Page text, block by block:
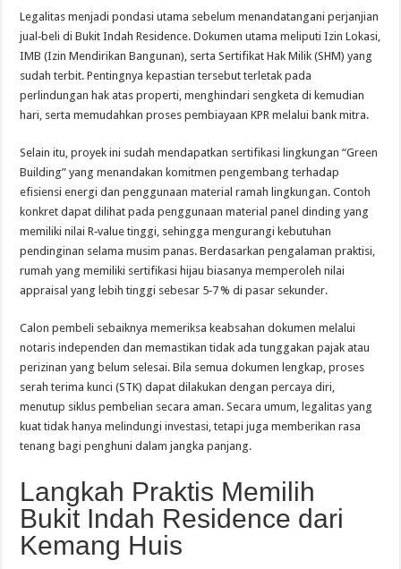
Legalitas menjadi pondasi utama sebelum menandatangani perjanjian
jual‑beli di Bukit Indah Residence. Dokumen utama meliputi Izin Lokasi,
IMB (Izin Mendirikan Bangunan), serta Sertifikat Hak Milik (SHM) yang
sudah terbit. Pentingnya kepastian tersebut terletak pada
perlindungan hak atas properti, menghindari sengketa di kemudian
hari, serta memudahkan proses pembiayaan KPR melalui bank mitra.
Selain itu, proyek ini sudah mendapatkan sertifikasi lingkungan “Green
Building” yang menandakan komitmen pengembang terhadap
efisiensi energi dan penggunaan material ramah lingkungan. Contoh
konkret dapat dilihat pada penggunaan material panel dinding yang
memiliki nilai R‑value tinggi, sehingga mengurangi kebutuhan
pendinginan selama musim panas. Berdasarkan pengalaman praktisi,
rumah yang memiliki sertifikasi hijau biasanya memperoleh nilai
appraisal yang lebih tinggi sebesar 5‑7 % di pasar sekunder.
Calon pembeli sebaiknya memeriksa keabsahan dokumen melalui
notaris independen dan memastikan tidak ada tunggakan pajak atau
perizinan yang belum selesai. Bila semua dokumen lengkap, proses
serah terima kunci (STK) dapat dilakukan dengan percaya diri,
menutup siklus pembelian secara aman. Secara umum, legalitas yang
kuat tidak hanya melindungi investasi, tetapi juga memberikan rasa
tenang bagi penghuni dalam jangka panjang.
Langkah Praktis Memilih
Bukit Indah Residence dari
Kemang Huis